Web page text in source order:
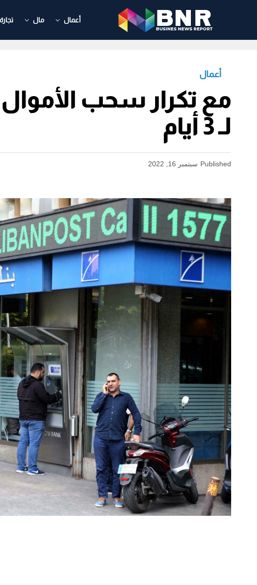
أعمال مال تجارة
أعمال
مع تكرار سحب الأموال
لـ 3 أيام
Published سبتمبر 16, 2022